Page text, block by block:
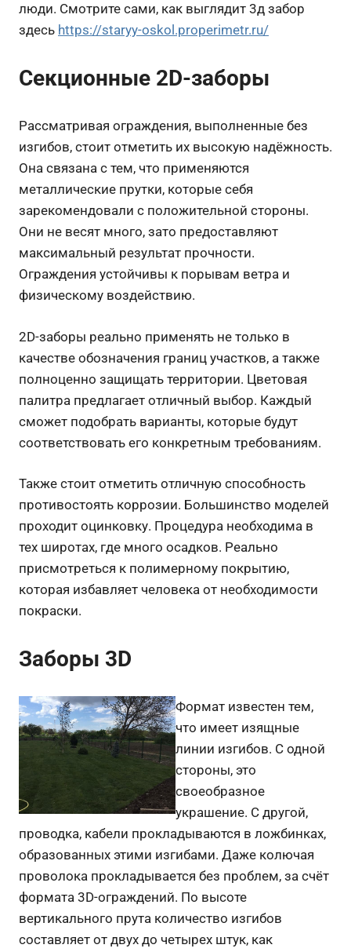
люди. Смотрите сами, как выглядит 3д забор
здесь https://staryy-oskol.properimetr.ru/
Секционные 2D-заборы
Рассматривая ограждения, выполненные без
изгибов, стоит отметить их высокую надёжность.
Она связана с тем, что применяются
металлические прутки, которые себя
зарекомендовали с положительной стороны.
Они не весят много, зато предоставляют
максимальный результат прочности.
Ограждения устойчивы к порывам ветра и
физическому воздействию.
2D-заборы реально применять не только в
качестве обозначения границ участков, а также
полноценно защищать территории. Цветовая
палитра предлагает отличный выбор. Каждый
сможет подобрать варианты, которые будут
соответствовать его конкретным требованиям.
Также стоит отметить отличную способность
противостоять коррозии. Большинство моделей
проходит оцинковку. Процедура необходима в
тех широтах, где много осадков. Реально
присмотреться к полимерному покрытию,
которая избавляет человека от необходимости
покраски.
Заборы 3D
Формат известен тем,
что имеет изящные
линии изгибов. С одной
стороны, это
своеобразное
украшение. С другой,
проводка, кабели прокладываются в ложбинках,
образованных этими изгибами. Даже колючая
проволока прокладывается без проблем, за счёт
формата 3D-ограждений. По высоте
вертикального прута количество изгибов
составляет от двух до четырех штук, как